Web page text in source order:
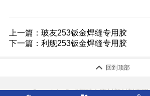
上一篇： 玻友253钣金焊缝专用胶
下一篇： 利舰253钣金焊缝专用胶
 回到顶部
Copyright © 成都玻友密封新材料有